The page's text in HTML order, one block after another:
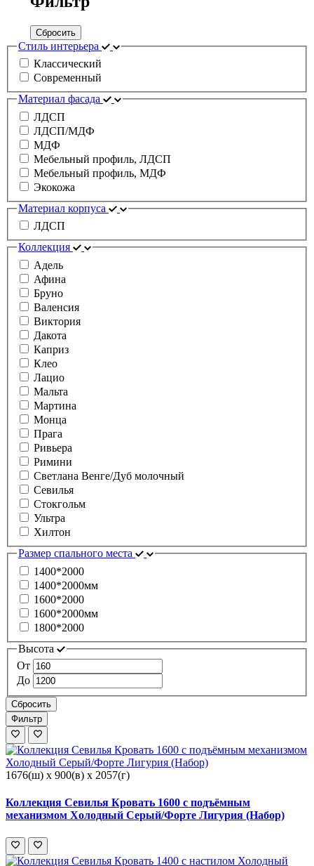
Сбросить
Стиль интерьера
Классический
Современный
Материал фасада
ЛДСП
ЛДСП/МДФ
МДФ
Мебельный профиль, ЛДСП
Мебельный профиль, МДФ
Экокожа
Материал корпуса
ЛДСП
Коллекция
Адель
Афина
Бруно
Валенсия
Виктория
Дакота
Каприз
Клео
Лацио
Мальта
Мартина
Монца
Прага
Ривьера
Римини
Светлана Венге/Дуб молочный
Севилья
Стокгольм
Ультра
Хилтон
Размер спального места
1400*2000
1400*2000мм
1600*2000
1600*2000мм
1800*2000
Высота
От
До
Сбросить
Фильтр
1676(ш) x 900(в) x 2057(г)
Коллекция Севилья Кровать 1600 с подъёмным
механизмом Холодный Серый/Форте Лигурия (Набор)